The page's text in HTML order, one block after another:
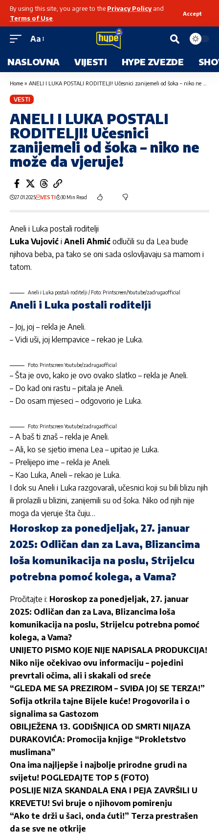
By using this site, you agree to the Privacy Policyand
Terms of Use
Accept
Aa
NASLOVNA VIJESTI HYPE ZVEZDE
Home » ANELI I LUKA POSTALI RODITELJI! Učesnici zanijemeli od šoka – niko ne može da vjeruje!
VESTI
ANELI I LUKA POSTALI
RODITELJI! Učesnici
zanijemeli od šoka – niko ne
može da vjeruje!
27.01.2025 VESTI 30 Min Read
Aneli i Luka postali roditelji
Luka Vujović i Aneli Ahmić odlučili su da Lea bude
njihova beba, pa tako se oni sada oslovljavaju sa mamom i
tatom.
Aneli i Luka postali roditelji / Foto: Printscreen/Youtube/zadrugaofficial
Aneli i Luka postali roditelji
– Joj, joj – rekla je Aneli.
– Vidi uši, joj klempavice – rekao je Luka.
Foto: Printscreen Youtube/zadrugaofficial
– Šta je ovo, kako je ovo ovako slatko – rekla je Aneli.
– Do kad oni rastu – pitala je Aneli.
– Do osam mjeseci – odgovorio je Luka.
Foto: Printscreen Youtube/zadrugaofficial
– A baš ti znaš – rekla je Aneli.
– Ali, ko se sjetio imena Lea – upitao je Luka.
– Prelijepo ime – rekla je Aneli.
– Kao Luka, Aneli – rekao je Luka.
I dok su Aneli i Luka razgovarali, učesnici koji su bili blizu njih
ili prolazili u blizini, zanijemili su od šoka. Niko od njih nije
moga da vjeruje šta čuju…
Horoskop za ponedjeljak, 27. januar
2025: Odličan dan za Lava, Blizancima
loša komunikacija na poslu, Strijelcu
potrebna pomoć kolega, a Vama?
Pročitajte i: Horoskop za ponedjeljak, 27. januar
2025: Odličan dan za Lava, Blizancima loša
komunikacija na poslu, Strijelcu potrebna pomoć
kolega, a Vama?
UNIJETO PISMO KOJE NIJE NAPISALA PRODUKCIJA!
Niko nije očekivao ovu informaciju – pojedini
prevrtali očima, ali i skakali od sreće
“GLEDA ME SA PREZIROM – SVIĐA JOJ SE TERZA!”
Sofija otkrila tajne Bijele kuće! Progovorila i o
signalima sa Gastozom
OBILJEŽENA 13. GODIŠNJICA OD SMRTI NIJAZA
DURAKOVIĆA: Promocija knjige “Prokletstvo
muslimana”
Ona ima najljepše i najbolje prirodne grudi na
svijetu! POGLEDAJTE TOP 5 (FOTO)
POSLIJE NIZA SKANDALA ENA I PEJA ZAVRŠILI U
KREVETU! Svi bruje o njihovom pomirenju
“Ako te drži u šaci, onda ćuti!” Terza prestrašen
da se sve ne otkrije